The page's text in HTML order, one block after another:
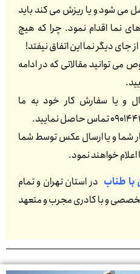
می شود و یا ریزش می کند باید
نما اقدام نمود. چرا که هیچ
جای دیگر نما این اتفاق نیفتد!
توانید مقالاتی که در ادامه
و یا سفارش کار خود به ما
شما و یا ارسال عکس توسط شما
خواهند نمود.
با طناب در استان تهران و تمام
و با کادری مجرب و متعهد